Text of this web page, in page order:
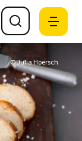
© Julia Hoersch